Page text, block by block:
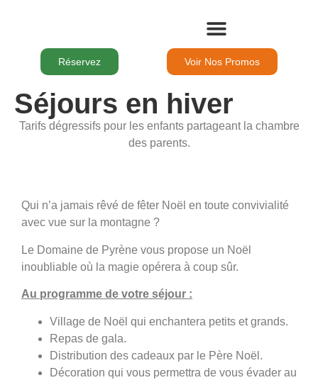
Réservez Voir Nos Promos
Séjours en hiver
Tarifs dégressifs pour les enfants partageant la chambre
des parents.
La magie de Noël à la
montagne
Qui n’a jamais rêvé de fêter Noël en toute convivialité
avec vue sur la montagne ?
Le Domaine de Pyrène vous propose un Noël
inoubliable où la magie opérera à coup sûr.
Au programme de votre séjour :
Village de Noël qui enchantera petits et grands.
Repas de gala.
Distribution des cadeaux par le Père Noël.
Décoration qui vous permettra de vous évader au